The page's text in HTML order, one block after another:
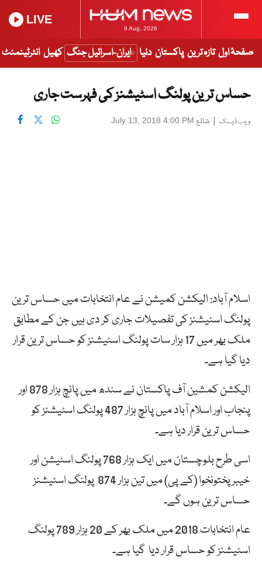
9 Aug, 2026
LIVE
صفحۂ اول تازہ ترین پاکستان دنیا ایران-اسرائیل جنگ کھیل انٹرٹینمنٹ
حساس ترین پولنگ اسٹیشنز کی فہرست جاری
ویب ڈیسک | شائع July 13, 2018 4:00 PM
اسلام آباد: الیکشن کمیشن نے عام انتخابات میں حساس ترین
پولنگ اسٹیشنز کی تفصیلات جاری کر دی ہیں جن کے مطابق
ملک بھر میں 17 ہزار سات پولنگ اسٹیشنز کو حساس ترین قرار
دیا گیا ہے۔
الیکشن کمشین آف پاکستان نے سندھ میں پانچ ہزار 878 اور
پنجاب اور اسلام آباد میں پانچ ہزار 487 پولنگ اسٹیشنز کو
حساس ترین قرار دیا ہے۔
اسی طرح بلوچستان میں ایک ہزار 768 پولنگ اسٹیشن اور
خیبرپختونخوا (کے پی) میں تین ہزار 874 پولنگ اسٹیشنز
حساس ترین ہوں گے۔
عام انتخابات 2018 میں ملک بھر کے 20 ہزار 789 پولنگ
اسٹیشنز کو حساس قرار دیا گیا ہے۔